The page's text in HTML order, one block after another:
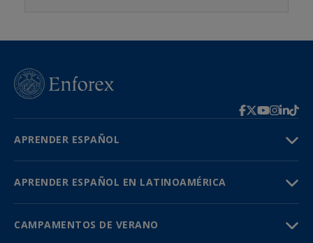
APRENDER ESPAÑOL
APRENDER ESPAÑOL EN LATINOAMÉRICA
CAMPAMENTOS DE VERANO